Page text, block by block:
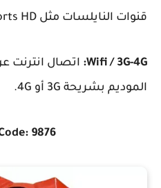
قنوات النايلسات مثل bein Sports HD مدته 30 يوم.
Wifi / 3G-4G: اتصال انترنت
الموديم بشريحة 3G أو 4G.
9876